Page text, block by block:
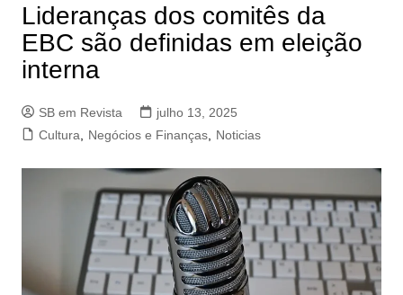
Lideranças dos comitês da
EBC são definidas em eleição
interna
SB em Revista
julho 13, 2025
Cultura
Negócios e Finanças, Noticias